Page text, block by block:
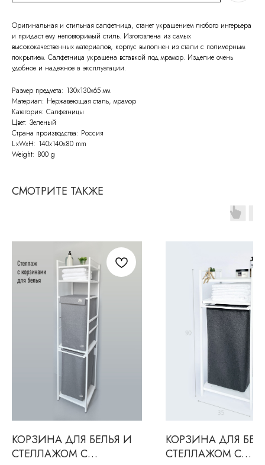
Оригинальная и стильная салфетница, станет украшением любого интерьера
и придаст ему неповторимый стиль. Изготовлена из самых
высококачественных материалов, корпус выполнен из стали с полимерным
покрытием. Салфетница украшена вставкой под мрамор. Изделие очень
удобное и надежное в эксплуатации.
Размер предмета: 130х130х65 мм
Материал: Нержавеющая сталь, мрамор
Категория: Салфетницы
Цвет: Зеленый
Страна производства: Россия
LxWxH: 140x140x80 mm
Weight: 800 g
СМОТРИТЕ ТАКЖЕ
КОРЗИНА ДЛЯ БЕЛЬЯ И
СТЕЛЛАЖОМ С
КОРЗИНА ДЛЯ
СТЕЛЛАЖОМ С
СВЯЖИТЕСЬ С НАМИ
По всем возникающим вопросам
вы можете написать нам на почту:
info@molinardi.com
Или заполнить форму
для обратного звонка